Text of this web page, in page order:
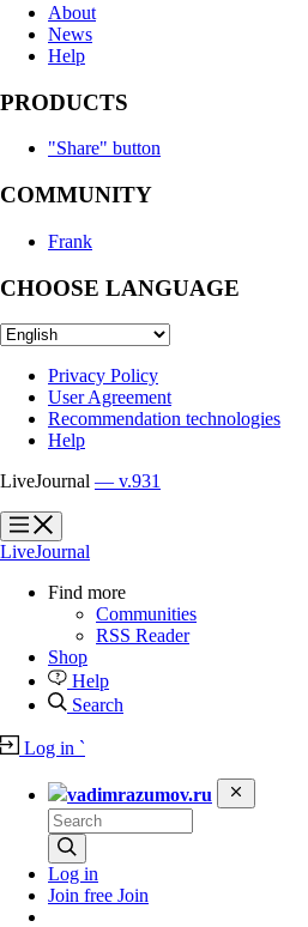
About
News
Help
PRODUCTS
"Share" button
COMMUNITY
Frank
CHOOSE LANGUAGE
Privacy Policy
User Agreement
Recommendation technologies
Help
LiveJournal — v.931
?
?
LiveJournal
Find more
Communities
RSS Reader
Shop
Help
Search
Log in `
vadimrazumov.ru
Log in
Join free Join